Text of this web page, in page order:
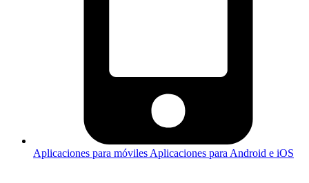
Aplicaciones para móviles Aplicaciones para Android e iOS